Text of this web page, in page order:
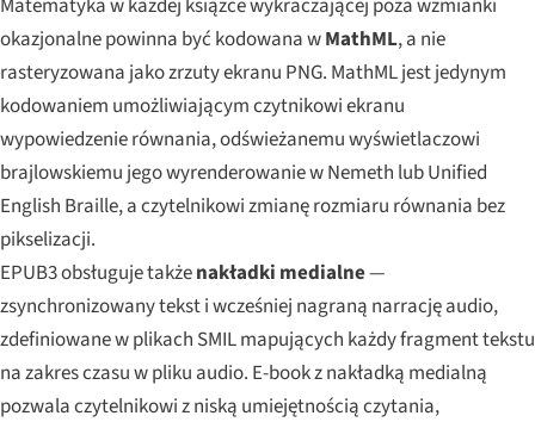
okazjonalne powinna być kodowana wMathML, a nie
rasteryzowana jako zrzuty ekranu PNG. MathML jest jedynym
kodowaniem umożliwiającym czytnikowi ekranu
wypowiedzenie równania, odświeżanemu wyświetlaczowi
brajlowskiemu jego wyrenderowanie w Nemeth lub Unified
English Braille, a czytelnikowi zmianę rozmiaru równania bez
pikselizacji.
EPUB3 obsługuje takżenakładki medialne—
zsynchronizowany tekst i wcześniej nagraną narrację audio,
zdefiniowane w plikach SMIL mapujących każdy fragment tekstu
na zakres czasu w pliku audio. E-book z nakładką medialną
pozwala czytelnikowi z niską umiejętnością czytania,